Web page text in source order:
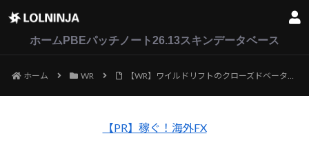
ホーム PBEパッチノート26.13スキンデータベース
ホーム WR 【WR】ワイルドリフトのクローズドベータが韓国と日本で明日から開始される
【PR】稼ぐ！海外FX